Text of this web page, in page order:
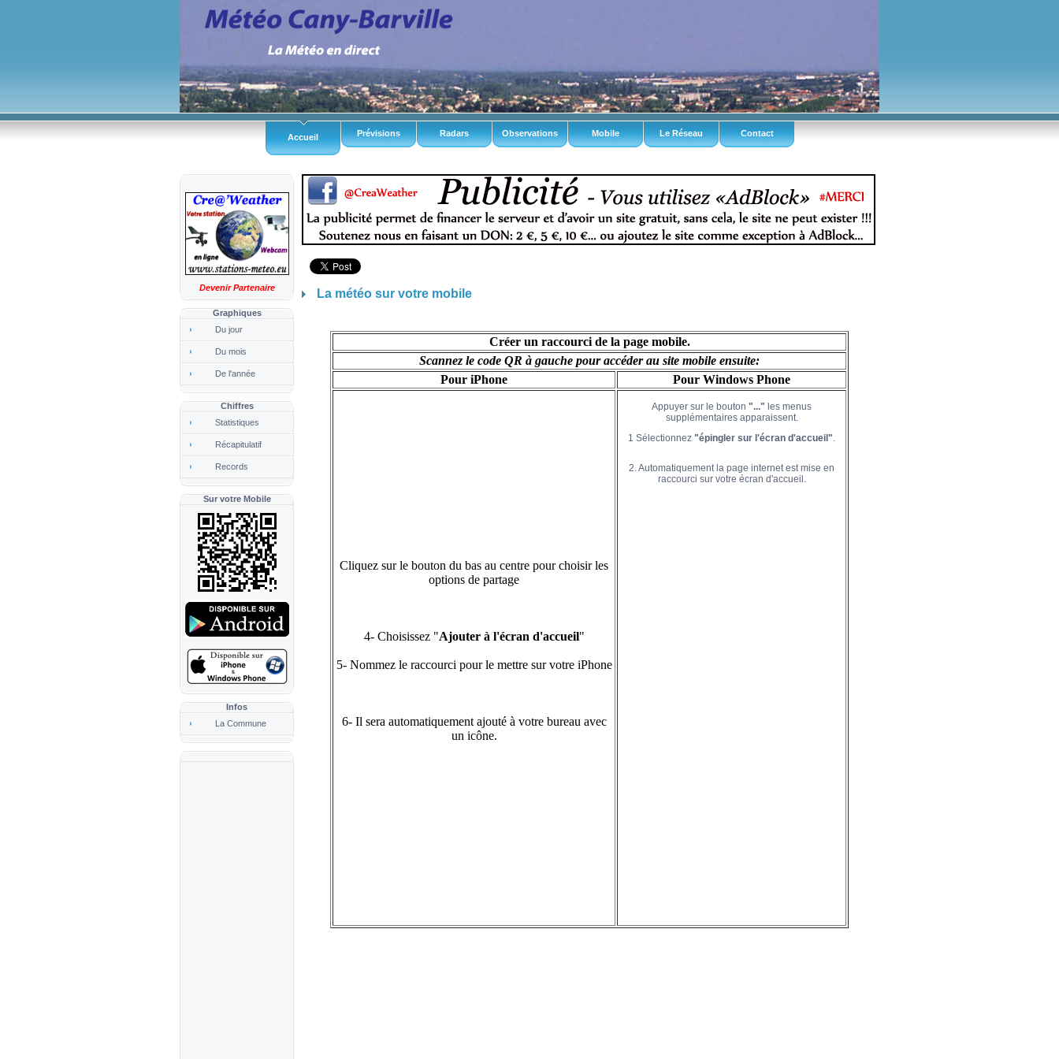
Accueil Prévisions Radars Observations Mobile Le Réseau Contact
Devenir Partenaire
Graphiques
Du jour
Du mois
De l'année
Chiffres
Statistiques
Récapitulatif
Records
Sur votre Mobile
Infos
La Commune
La météo sur votre mobile
Créer un raccourci de la page mobile.
Scannez le code QR à gauche pour accéder au site mobile ensuite:
Pour iPhone
Pour Windows Phone
Cliquez sur le bouton du bas au centre pour choisir les
options de partage
4- Choisissez "Ajouter à l'écran d'accueil"
5- Nommez le raccourci pour le mettre sur votre iPhone
6- Il sera automatiquement ajouté à votre bureau avec
un icône.
Appuyer sur le bouton "..." les menus
supplémentaires apparaissent.
1 Sélectionnez "épingler sur l'écran d'accueil".
2. Automatiquement la page internet est mise en
raccourci sur votre écran d'accueil.